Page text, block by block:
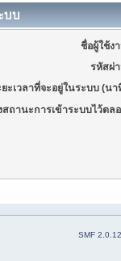
บบ
ชื่อผู้ใช้ง
รหัสผ่
ยะเวลาที่จะอยู่ในระบบ (นา
สถานะการเข้าระบบไว้ตล
SMF 2.0.12